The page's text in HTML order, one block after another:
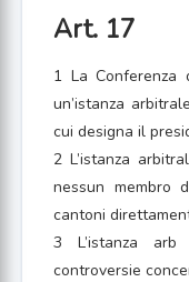
Art. 17
1 La Conferenza
un’istanza
cui designa il
2 L’istanza
nessun membro
cantoni
3 L’istanza
controversie